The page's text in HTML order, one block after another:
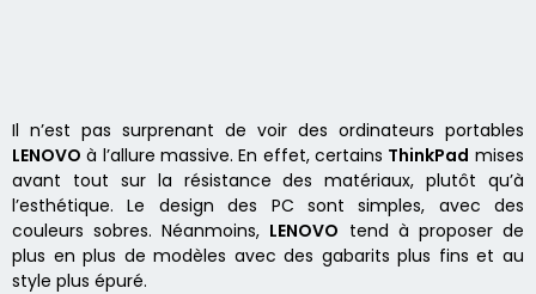
Il n’est pas surprenant de voir des ordinateurs portables
LENOVO à l’allure massive. En effet, certains ThinkPad mises
avant tout sur la résistance des matériaux, plutôt qu’à
l’esthétique. Le design des PC sont simples, avec des
couleurs sobres. Néanmoins, LENOVO tend à proposer de
plus en plus de modèles avec des gabarits plus fins et au
style plus épuré.